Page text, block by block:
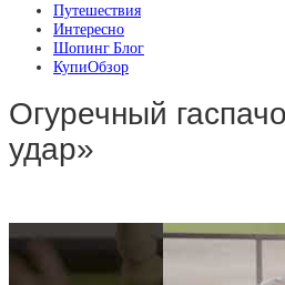
Путешествия
Интересно
Шопинг Блог
КупиОбзор
Огуречный
удар»